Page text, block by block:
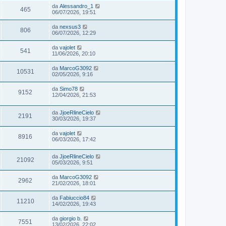
465 da Alessandro_1
06/07/2026, 19:51
806 da nexsus3
06/07/2026, 12:29
541 da vajolet
11/06/2026, 20:10
10531 da MarcoG3092
02/05/2026, 9:16
9152 da Simo78
12/04/2026, 21:53
2191 da JjoeRlineCielo
30/03/2026, 19:37
8916 da vajolet
06/03/2026, 17:42
21092 da JjoeRlineCielo
05/03/2026, 9:51
2962 da MarcoG3092
21/02/2026, 18:01
11210 da Fabiuccio84
14/02/2026, 19:43
7551 da giorgio b.
13/02/2026, 22:02